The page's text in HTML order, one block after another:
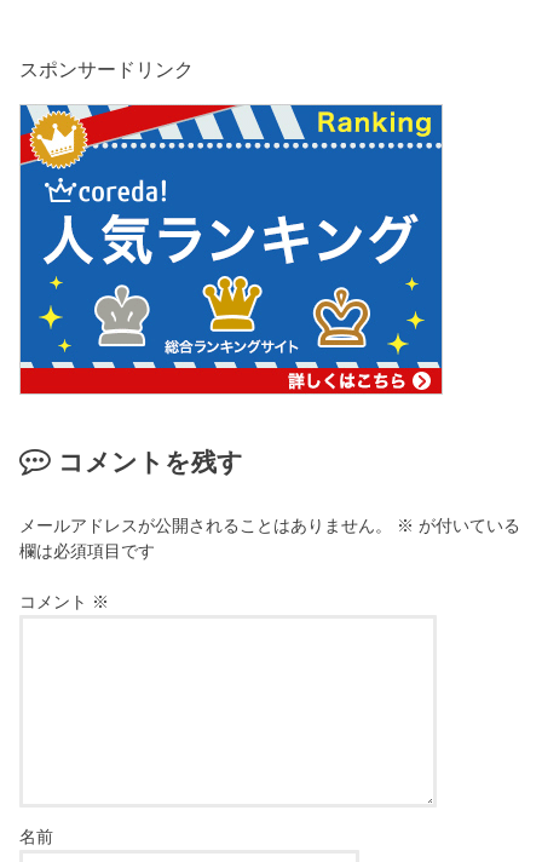
スポンサードリンク
コメントを残す
メールアドレスが公開されることはありません。 ※ が付いている
欄は必須項目です
コメント ※
名前